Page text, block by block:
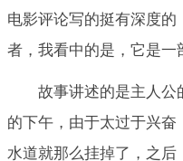
电影评论写的挺有深度
者，我看中的是，它是一
故事讲述的是主人公
的下午，由于太过于兴
水道就那么挂掉了，之后